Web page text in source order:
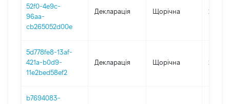
52f0-4e9c-
96aa-
cb265052d00e
Декларація Щорічна 2023
5d778fe8-13af-
421a-b0d9-
11e2bed58ef2
Декларація Щорічна 2022
b7694083-